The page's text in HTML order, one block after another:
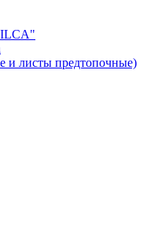
и листы предтопочные)